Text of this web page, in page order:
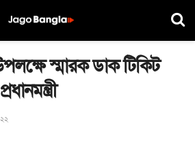
স্মারক ডাক টিকিট